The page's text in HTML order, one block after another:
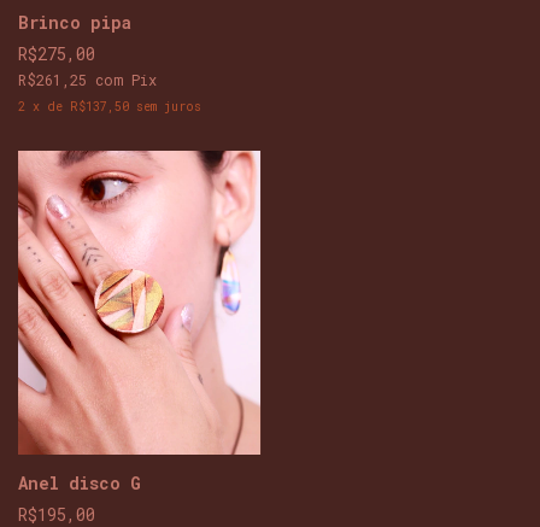
Brinco pipa
R$275,00
R$261,25 com Pix
2 x de R$137,50 sem juros
Anel disco G
R$195,00